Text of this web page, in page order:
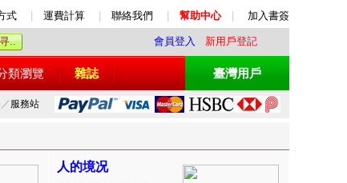
式 運費計算 聯絡我們 幫助中心 加入書簽
會員登入 新用戶登記
類瀏覽 雜誌 臺灣用戶
／ 服務站
人的境况